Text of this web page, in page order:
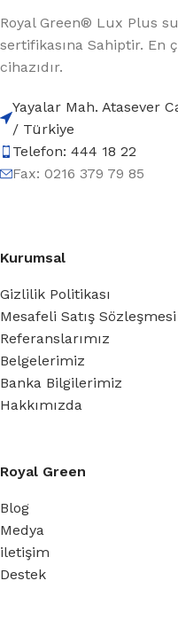
Royal Green® Lux Plus
sertifikasına Sahiptir. En
cihazıdır.
Yayalar Mah. Atasever
/ Türkiye
Telefon: 444 18 22
Fax: 0216 379 79 85
Kurumsal
Gizlilik Politikası
Mesafeli Satış Sözleşmesi
Referanslarımız
Belgelerimiz
Banka Bilgilerimiz
Hakkımızda
Royal Green
Blog
Medya
iletişim
Destek